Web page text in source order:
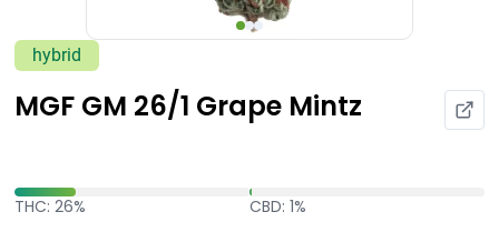
hybrid
MGF GM 26/1 Grape Mintz
THC: 26% CBD: 1%